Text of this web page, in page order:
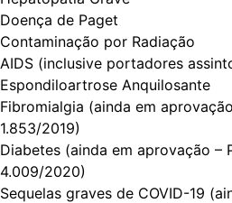
Doença de Paget
Contaminação por Radiação
AIDS (inclusive portadores
Espondiloartrose Anquilosante
Fibromialgia (ainda em
1.853/2019)
Diabetes (ainda em aprovação –
4.009/2020)
Sequelas graves de COVID-19